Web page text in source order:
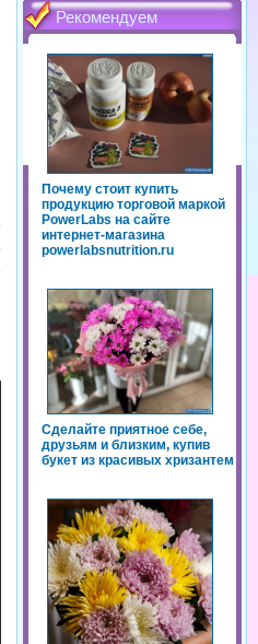
Рекомендуем
Почему стоит купить
продукцию торговой маркой
PowerLabs на сайте
интернет-магазина
powerlabsnutrition.ru
Сделайте приятное себе,
друзьям и близким, купив
букет из красивых хризантем